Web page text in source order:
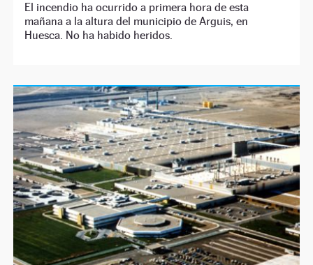
El incendio ha ocurrido a primera hora de esta
mañana a la altura del municipio de Arguis, en
Huesca. No ha habido heridos.